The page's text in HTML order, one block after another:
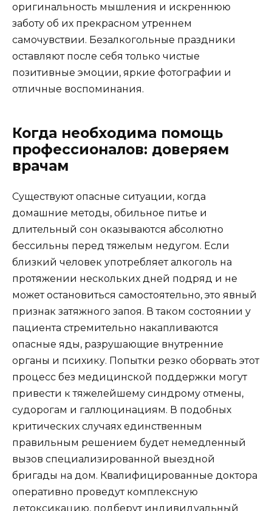
оригинальность мышления и искреннюю
заботу об их прекрасном утреннем
самочувствии. Безалкогольные праздники
оставляют после себя только чистые
позитивные эмоции, яркие фотографии и
отличные воспоминания.
Когда необходима помощь
профессионалов: доверяем
врачам
Существуют опасные ситуации, когда
домашние методы, обильное питье и
длительный сон оказываются абсолютно
бессильны перед тяжелым недугом. Если
близкий человек употребляет алкоголь на
протяжении нескольких дней подряд и не
может остановиться самостоятельно, это явный
признак затяжного запоя. В таком состоянии у
пациента стремительно накапливаются
опасные яды, разрушающие внутренние
органы и психику. Попытки резко оборвать этот
процесс без медицинской поддержки могут
привести к тяжелейшему синдрому отмены,
судорогам и галлюцинациям. В подобных
критических случаях единственным
правильным решением будет немедленный
вызов специализированной выездной
бригады на дом. Квалифицированные доктора
оперативно проведут комплексную
детоксикацию, подберут индивидуальный